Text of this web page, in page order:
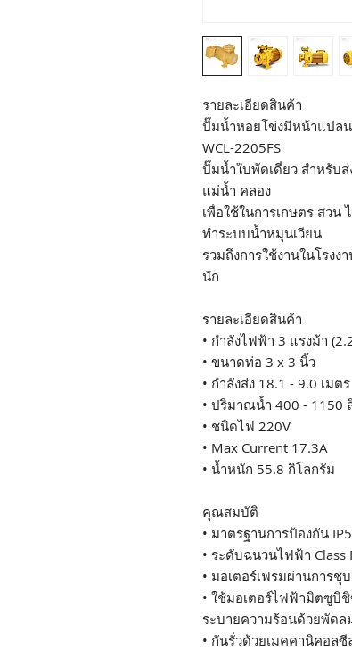
รายละเอียดสินค้า
ปั๊มน้ำหอยโข่งมีหน้าแปล
WCL-2205FS
ปั๊มน้ำใบพัดเดี่ยว สำหรับ
แม่น้ำ คลอง
เพื่อใช้ในการเกษตร สว
ทำระบบน้ำหมุนเวียน
รวมถึงการใช้งานในโรง
นัก
รายละเอียดสินค้า
• กำลังไฟฟ้า 3 แรงม้า
• ขนาดท่อ 3 x 3 นิ้ว
• กำลังส่ง 18.1 - 9.0 เมตร
• ปริมาณน้ำ 400 - 1150
• ชนิดไฟ 220V
• Max Current 17.3A
• น้ำหนัก 55.8 กิโลกรัม
คุณสมบัติ
• มาตรฐานการป้องกัน
• ระดับฉนวนไฟฟ้า Class
• มอเตอร์เฟรมผ่านการ
• ใช้มอเตอร์ไฟฟ้ามิตซูบิ
ระบายความร้อนด้วยพัดล
• กันรั่วด้วยเมคคานิคอล